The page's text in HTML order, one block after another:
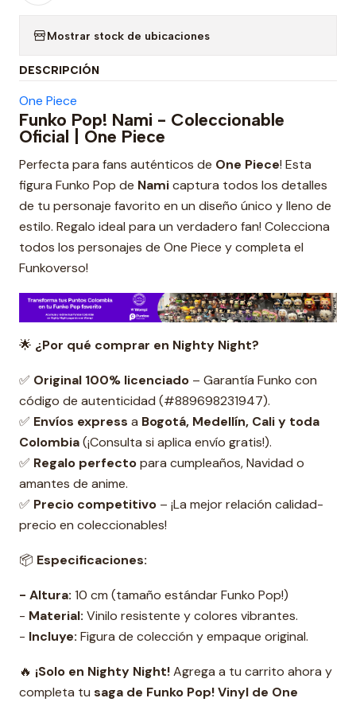
Mostrar stock de ubicaciones
DESCRIPCIÓN
One Piece
Funko Pop! Nami - Coleccionable
Oficial | One Piece
Perfecta para fans auténticos de One Piece! Esta
figura Funko Pop de Namicaptura todos los detalles
de tu personaje favorito en un diseño único y lleno de
estilo. Regalo ideal para un verdadero fan! Colecciona
todos los personajes de One Piece y completa el
Funkoverso!
🌟 ¿Por qué comprar en Nighty Night?
✅ Original 100% licenciado – Garantía Funko con
código de autenticidad (#889698231947).
✅ Envíos express a Bogotá, Medellín, Cali y toda
Colombia(¡Consulta si aplica envío gratis!).
✅ Regalo perfectopara cumpleaños, Navidad o
amantes de anime.
✅ Precio competitivo – ¡La mejor relación calidad-
precio en coleccionables!
📦 Especificaciones:
- Altura: 10 cm (tamaño estándar Funko Pop!)
- Material: Vinilo resistente y colores vibrantes.
- Incluye: Figura de colección y empaque original.
🔥 ¡Solo en Nighty Night!Agrega a tu carrito ahora y
completa tu saga de Funko Pop! Vinyl de One